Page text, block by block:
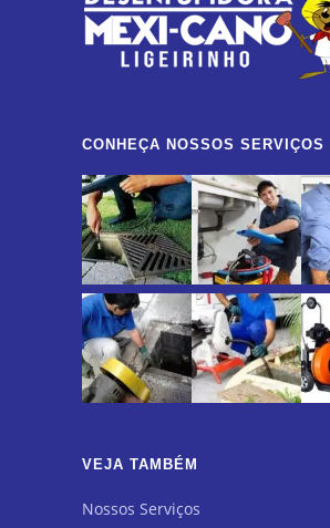
CONHEÇA NOSSOS SERVIÇOS
VEJA TAMBÉM
Nossos Serviços